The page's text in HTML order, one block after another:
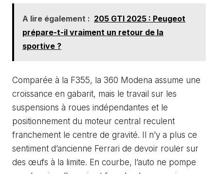
A lire également : 205 GTI 2025 : Peugeot
prépare-t-il vraiment un retour de la
sportive ?
Comparée à la F355, la 360 Modena assume une
croissance en gabarit, mais le travail sur les
suspensions à roues indépendantes et le
positionnement du moteur central reculent
franchement le centre de gravité. Il n’y a plus ce
sentiment d’ancienne Ferrari de devoir rouler sur
des œufs à la limite. En courbe, l’auto ne pompe